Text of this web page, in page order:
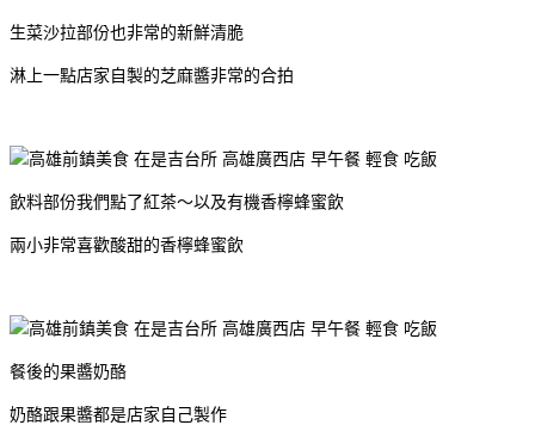
生菜沙拉部份也非常的新鮮清脆
淋上一點店家自製的芝麻醬非常的合拍
飲料部份我們點了紅茶～以及有機香檸蜂蜜飲
兩小非常喜歡酸甜的香檸蜂蜜飲
餐後的果醬奶酪
奶酪跟果醬都是店家自己製作